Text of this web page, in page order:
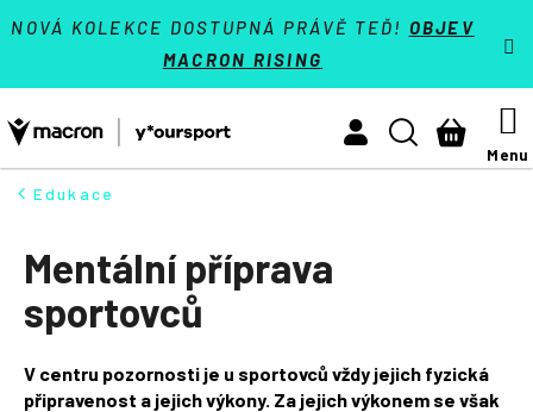
naNOVÁ KOLEKCE DOSTUPNÁ PRÁVĚ TEĎ! OBJEV
MACRON RISING
HledatNákupní
košík
VÝPRODEJ - SLEVY 70 %
Activewear
Reference
Kontakt
Přihlásit se
Edukace
Mentální příprava
sportovců
V centru pozornosti je u sportovců vždy jejich fyzická
připravenost a jejich výkony. Za jejich výkonem se však
K
o
k
HLEDAT